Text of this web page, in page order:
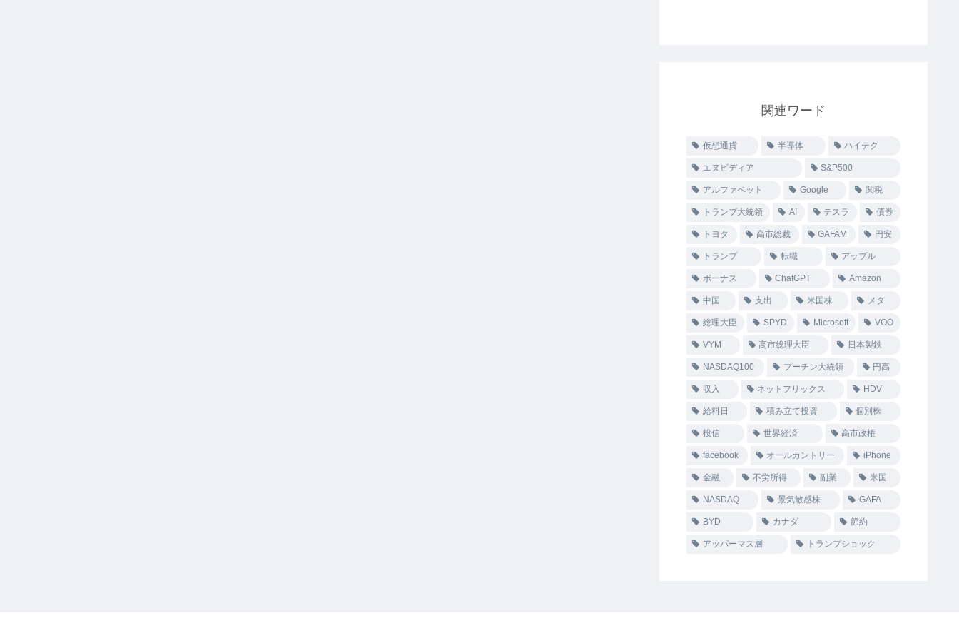
関連ワード
仮想通貨 半導体 ハイテク
エヌビディア S&P500
アルファベット Google 関税
トランプ大統領 AI テスラ 債券
トヨタ 高市総裁 GAFAM 円安
トランプ 転職 アップル
ボーナス ChatGPT Amazon
中国 支出 米国株 メタ
総理大臣 SPYD Microsoft VOO
VYM 高市総理大臣 日本製鉄
NASDAQ100 プーチン大統領 円高
収入 ネットフリックス HDV
給料日 積み立て投資 個別株
投信 世界経済 高市政権
facebook オールカントリー iPhone
金融 不労所得 副業 米国
NASDAQ 景気敏感株 GAFA
BYD カナダ 節約
アッパーマス層 トランプショック